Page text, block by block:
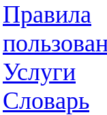
Правила
Услуги
Словарь